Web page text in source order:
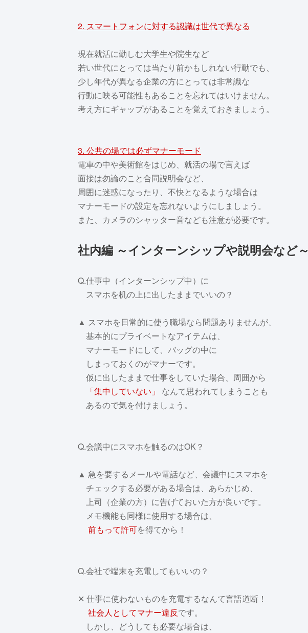
2. スマートフォンに対する認識は世代で異なる
現在就活に勤しむ大学生や院生など
若い世代にとっては当たり前かもしれない行動でも、
少し年代が異なる企業の方にとっては非常識な
行動に映る可能性もあることを忘れてはいけません。
考え方にギャップがあることを覚えておきましょう。
3. 公共の場では必ずマナーモード
電車の中や美術館をはじめ、就活の場で言えば
面接は勿論のこと合同説明会など、
周囲に迷惑になったり、不快となるような場合は
マナーモードの設定を忘れないようにしましょう。
また、カメラのシャッター音なども注意が必要です。
社内編 ～インターンシップや説明会など～
Q.仕事中（インターンシップ中）に
スマホを机の上に出したままでいいの？
▲ スマホを日常的に使う職場なら問題ありませんが、
基本的にプライベートなアイテムは、
マナーモードにして、バッグの中に
しまっておくのがマナーです。
仮に出したままで仕事をしていた場合、周囲から
「集中していない」 なんて思われてしまうことも
あるので気を付けましょう。
Q.会議中にスマホを触るのはOK？
▲ 急を要するメールや電話など、会議中にスマホを
チェックする必要がある場合は、あらかじめ、
上司（企業の方）に告げておいた方が良いです。
メモ機能も同様に使用する場合は、
前もって許可を得てから！
Q.会社で端末を充電してもいいの？
✕ 仕事に使わないものを充電するなんて言語道断！
社会人としてマナー違反です。
しかし、どうしても必要な場合は、